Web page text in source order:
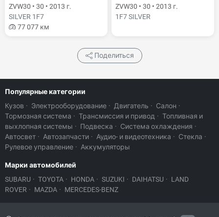
ZVW30 • 30 • 2013 г.
SILVER 1F7
77 077 км
ZVW30 • 30 • 2013 г.
1F7 SILVER
Поделиться
Популярные категории
Кузов · Электрооборудование · Двигатель · Салон ·
Тормозная система · Трансмиссия и привод · Топливная и
выхлопная системы · Подвеска · Система охлаждения ·
Автосвет · Автозапчасти · Аудио- и видеотехника · Стекла ·
Рулевое управление · Аккумуляторы
Марки автомобилей
SUBARU · TOYOTA · HONDA · SUZUKI · DAIHATSU · LAND
ROVER · MAZDA · MERCEDES-BENZ